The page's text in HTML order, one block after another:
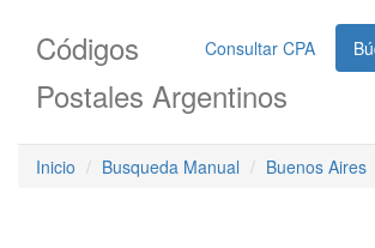
Consultar CPA
Códigos
Postales Argentinos
Inicio Busqueda Manual Buenos Aires